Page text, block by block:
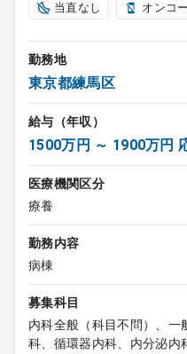
当直なし オンコ
勤務地
東京都練馬区
給与（年収）
1500万円 ～ 1900万円
医療機関区分
療養
勤務内容
病棟
募集科目
内科全般（科目不問）、一
科、循環器内科、内分泌内